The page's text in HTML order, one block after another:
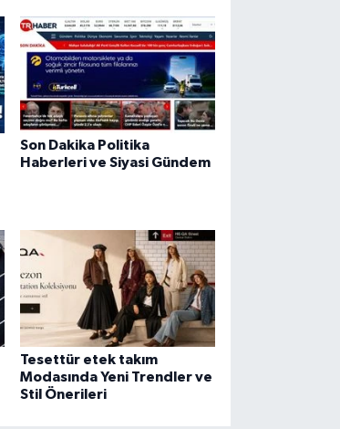
Son Dakika Politika
Haberleri ve Siyasi Gündem
Tesettür etek takım
Modasında Yeni Trendler ve
Stil Önerileri